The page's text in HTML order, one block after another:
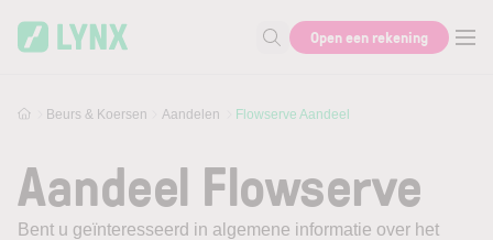
Zoek naar informatie
Open een rekening
Beurs & Koersen Aandelen Flowserve Aandeel
Aandeel Flowserve
Bent u geïnteresseerd in algemene informatie over het